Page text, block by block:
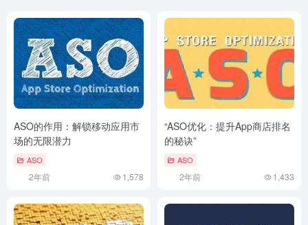
ASO的作用：解锁移动应用市
场的无限潜力
ASO
2年前 1,578
“ASO优化：提升App商店排名
的秘诀”
ASO
2年前 1,433